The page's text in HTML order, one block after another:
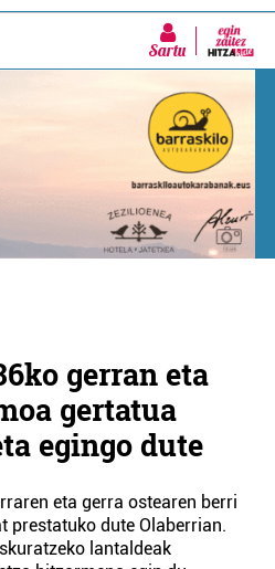
Sartu
gerran eta
gertatua
egingo dute
eta gerra ostearen berri
prestatuko dute Olaberrian.
lantaldeak